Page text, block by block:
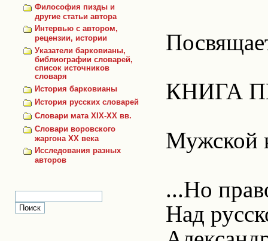
Философия пизды и
другие статьи автора
Интервью с автором,
рецензии, истории
Указатели барковианы,
библиографии словарей,
список источников
словаря
История барковианы
История русских словарей
Словари мата XIX-XX вв.
Словари воровского
жаргона ХХ века
Исследования разных
авторов
КНИГА
Мужской
...Но
Над